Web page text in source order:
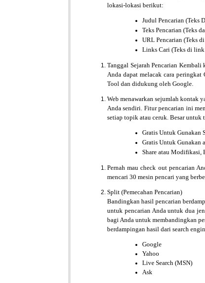
lokasi-lokasi berikut:
Judul Pencarian (Teks
Teks Pencarian (Teks
URL Pencarian (Teks
Links Cari (Teks di link
Tanggal Sejarah Pencarian Kembali
Anda dapat melacak cara peringkat
Tool dan didukung oleh Google.
Web menawarkan sejumlah kontak
Anda sendiri. Fitur pencarian ini
setiap topik atau ceruk. Besar untuk
Gratis Untuk Gunakan
Gratis Untuk Gunakan
Share atau Modifikasi,
Pernah mau check out pencarian
mencari 30 mesin pencari yang
Split (Pemecahan Pencarian)
Bandingkan hasil pencarian
untuk pencarian Anda untuk dua
bagi Anda untuk membandingkan
berdampingan hasil dari search
Google
Yahoo
Live Search (MSN)
Ask